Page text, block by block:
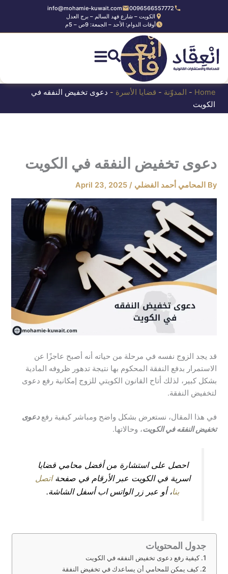
0096566557772
info@mohamie-kuwait.com
الكويت – شارع فهد السالم – برج العدل
أوقات الدوام: الأحد – الجمعة: 9ص – 5م
Home
- المدوّنة - قضايا الأسرة - دعوى تخفيض النفقه في
الكويت
دعوى تخفيض النفقه في الكويت
By المحامي أحمد الفضلي /
April 23, 2025
قد يجد الزوج نفسه في مرحلة من حياته أنه أصبح عاجزًا عن
الاستمرار بدفع النفقة المحكوم بها نتيجة تدهور ظروفه المادية
بشكل كبير، لذلك أتاح القانون الكويتي للزوج إمكانية رفع دعوى
لتخفيض النفقة.
في هذا المقال، نستعرض بشكل واضح ومباشر كيفية رفعدعوى
تخفيض النفقه في الكويت، وحالاتها.
احصل على استشارة من أفضل محامي قضايا
اسرية في الكويت عبر الأرقام في صفحةاتصل
بنا، أو عبر زر الواتس اب أسفل الشاشة.
جدول المحتويات
كيفية رفع دعوى تخفيض النفقه في الكويت
كيف يمكن للمحامي أن يساعدك في تخفيض النفقة